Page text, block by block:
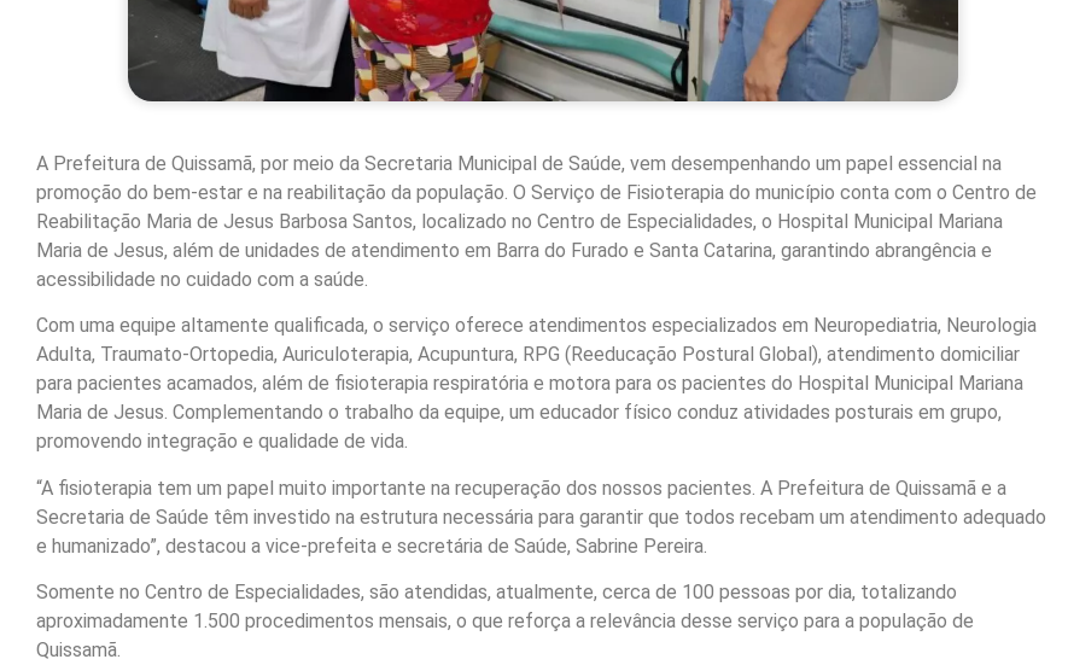
A Prefeitura de Quissamã, por meio da Secretaria Municipal de Saúde, vem desempenhando um papel essencial na
promoção do bem-estar e na reabilitação da população. O Serviço de Fisioterapia do município conta com o Centro de
Reabilitação Maria de Jesus Barbosa Santos, localizado no Centro de Especialidades, o Hospital Municipal Mariana
Maria de Jesus, além de unidades de atendimento em Barra do Furado e Santa Catarina, garantindo abrangência e
acessibilidade no cuidado com a saúde.
Com uma equipe altamente qualificada, o serviço oferece atendimentos especializados em Neuropediatria, Neurologia
Adulta, Traumato-Ortopedia, Auriculoterapia, Acupuntura, RPG (Reeducação Postural Global), atendimento domiciliar
para pacientes acamados, além de fisioterapia respiratória e motora para os pacientes do Hospital Municipal Mariana
Maria de Jesus. Complementando o trabalho da equipe, um educador físico conduz atividades posturais em grupo,
promovendo integração e qualidade de vida.
“A fisioterapia tem um papel muito importante na recuperação dos nossos pacientes. A Prefeitura de Quissamã e a
Secretaria de Saúde têm investido na estrutura necessária para garantir que todos recebam um atendimento adequado
e humanizado”, destacou a vice-prefeita e secretária de Saúde, Sabrine Pereira.
Somente no Centro de Especialidades, são atendidas, atualmente, cerca de 100 pessoas por dia, totalizando
aproximadamente 1.500 procedimentos mensais, o que reforça a relevância desse serviço para a população de
Quissamã.